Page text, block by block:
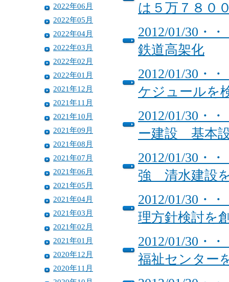
2022年06月
2022年05月
2022年04月
2022年03月
2022年02月
2022年01月
2021年12月
2021年11月
2021年10月
2021年09月
2021年08月
2021年07月
2021年06月
2021年05月
2021年04月
2021年03月
2021年02月
2021年01月
2020年12月
2020年11月
は５万７８０
2012/01/30・
鉄道高架化
2012/01/30・
ケジュール
2012/01/30・
ー建設 基本
2012/01/30・
強 清水建設
2012/01/30・
理方針検討を
2012/01/30・
福祉センター